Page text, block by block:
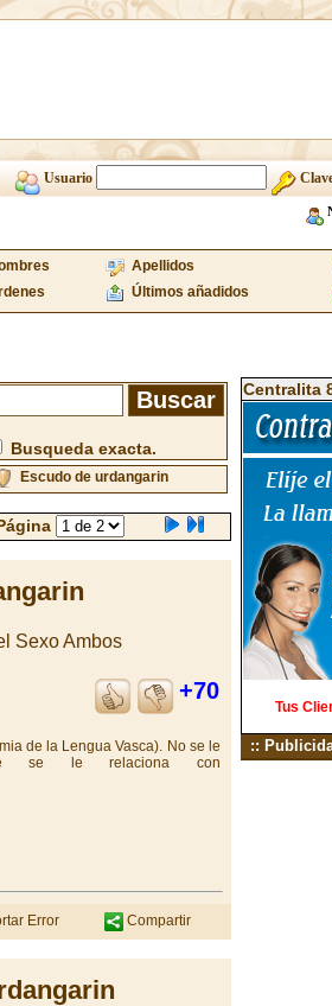
Usuario
Apellidos
Últimos añadidos
Busqueda exacta.
Escudo de urdangarin
Sexo Ambos
+70
de la Lengua Vasca). No se le
se le relaciona con
Error Compartir
Centralita
Tus
::